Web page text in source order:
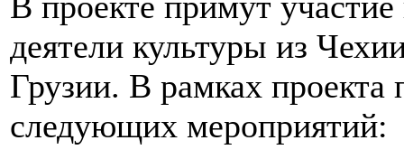
деятели культуры из
Грузии. В рамках проекта
следующих мероприятий: